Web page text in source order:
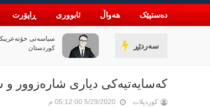
دەستپێک هەواڵ ئابووری ڕاپۆرت
سەردێڕ
سیاسەتی
کوردستان
كەسایەتیەكی دیاری شارەزوور
کوردپلات 5/29/2020 05:12:00 م